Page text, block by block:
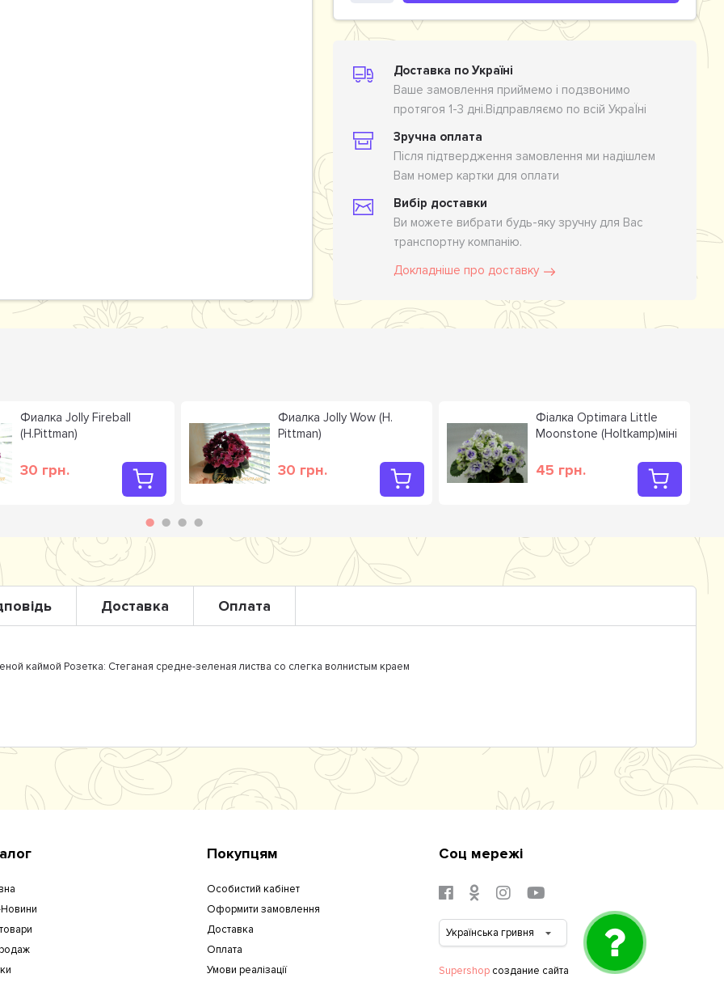
Доставка по Україні
Ваше замовлення приймемо і подзвонимо
протягоя 1-3 дні.Відправляємо по всій УкраЇні
Зручна оплата
Після підтвердження замовлення ми надішлем
Вам номер картки для оплати
Вибір доставки
Ви можете вибрати будь-яку зручну для Вас
транспортну компанію.
Докладніше про доставку
Фиалка Jolly Fireball
(H.Pittman)
30 грн.
Фиалка Jolly Wow (H.
Pittman)
30 грн.
Фіалка Optimara Little
Moonstone (Holtkamp)міні
45 грн.
Доставка Оплата
каймой Розетка: Стеганая средне-зеленая листва со слегка волнистым краем
Покупцям
Особистий кабінет
Оформити замовлення
Доставка
Оплата
Умови реалізації
Соц мережі
Supershopсоздание сайта